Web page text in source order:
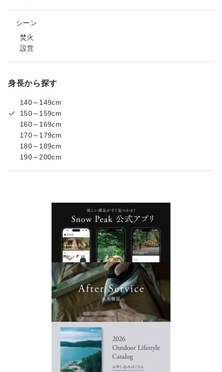
シーン
焚火
設営
身長から探す
140～149cm
150～159cm
160～169cm
170～179cm
180～189cm
190～200cm